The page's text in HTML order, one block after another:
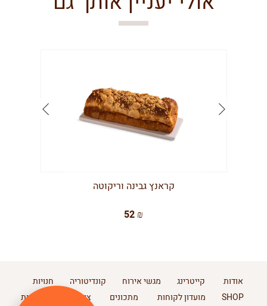
קראנץ גבינה וריקוטה
52 ₪
אודות קייטרינג מגשי אירוח קונדיטוריה
חנויות
SHOP
מועדון לקוחות מתכונים צור קשר מדיניות